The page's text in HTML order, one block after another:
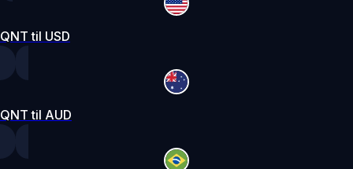
QNT til USD
QNT til AUD